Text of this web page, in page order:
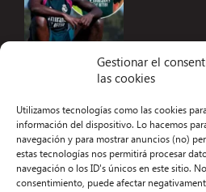
Gestionar el
las cookies
Utilizamos tecnologías como las cookies
información del dispositivo. Lo hacemos
navegación y para mostrar anuncios (no)
estas tecnologías nos permitirá procesar
navegación o los ID's únicos en este sitio.
consentimiento, puede afectar
Aviso
Términos y
Política de